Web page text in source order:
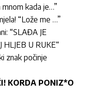
mnom kada je…”
“Lože me …”
“SLAĐA JE
U RUKE“
znak počinje
KORDA PONIZ*O